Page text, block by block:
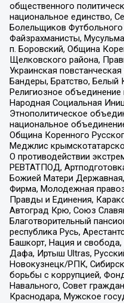
общественного
национальное единство,
Болельщиков
Файзрахманисты,
п. Боровский, Община
Щелковского района,
Украинская
Бандеры, Братство, Белый
Религиозное объединение
Народная Социальная
Этнополитическое
национальное
Община Коренного
Меджлис
О противодействии
РЕВТАТПОД,
Божией Матери
Фирма, Молодежная
Правды и Единения,
Автоград Крю, Союз
Благотворительный
республика Русь,
Башкорт, Нация и свобода,
Дафа, Иртыш Ultras,
Новокузнецк/РПК,
борьбы с коррупцией,
Навального, Совет
Краснодара, Мужское